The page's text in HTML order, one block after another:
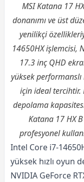
MSI Katana 17
donanımı ve üst
yenilikçi
14650HX işlemcisi,
17.3 inç QHD
yüksek
için ideal tercihtir.
depolama
Katana 17 HX
profesyonel
Intel Core i7-
yüksek hızlı oyun
NVIDIA GeForce